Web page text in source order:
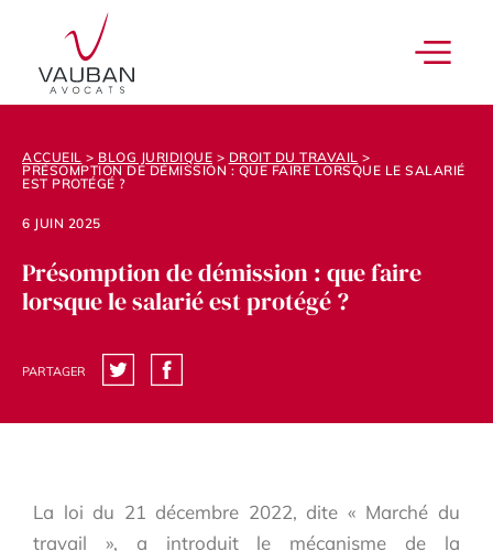
ACCUEIL > BLOG JURIDIQUE > DROIT DU TRAVAIL >
PRÉSOMPTION DE DÉMISSION : QUE FAIRE LORSQUE LE SALARIÉ
EST PROTÉGÉ ?
6 JUIN 2025
Présomption de démission : que faire
lorsque le salarié est protégé ?
PARTAGER
La loi du 21 décembre 2022, dite « Marché du
travail », a introduit le mécanisme de la